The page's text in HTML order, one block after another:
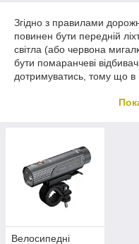
Згідно з правилами
повинен бути передній
світла (або червона
бути помаранчеві
дотримуватись, тому що в
пояснювати не потрібно.
велосипедні фари. Крім
у темряві, вони
висвітлює невеликий
пересування
залежить від того,
Велосипедні